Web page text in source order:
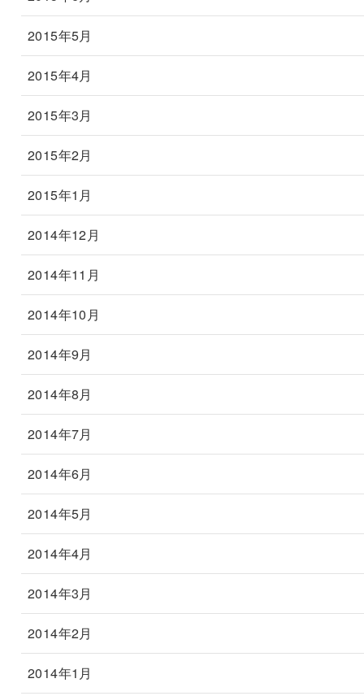
2015年5月
2015年4月
2015年3月
2015年2月
2015年1月
2014年12月
2014年11月
2014年10月
2014年9月
2014年8月
2014年7月
2014年6月
2014年5月
2014年4月
2014年3月
2014年2月
2014年1月